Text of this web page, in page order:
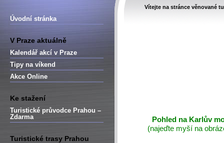
Úvodní stránka
V Praze aktuálně
Kalendář akcí v Praze
Tipy na víkend
Akce Online
Ke stažení
Turistické průvodce Prahou –
Zdarma
Turistické trasy Prahou
Vítejte na stránce věnované
Pohled na Karlův
(najeďte myší na